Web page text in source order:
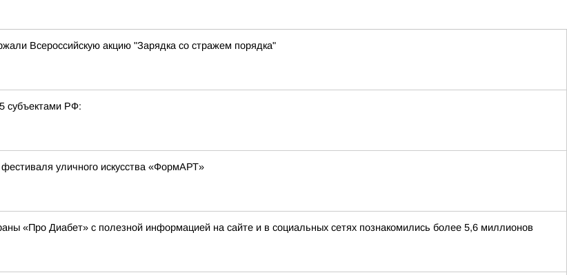
Всероссийскую акцию "Зарядка со стражем порядка"
субъектами РФ:
уличного искусства «ФормАРТ»
«Про Диабет» с полезной информацией на сайте и в социальных сетях познакомились более 5,6 миллионов